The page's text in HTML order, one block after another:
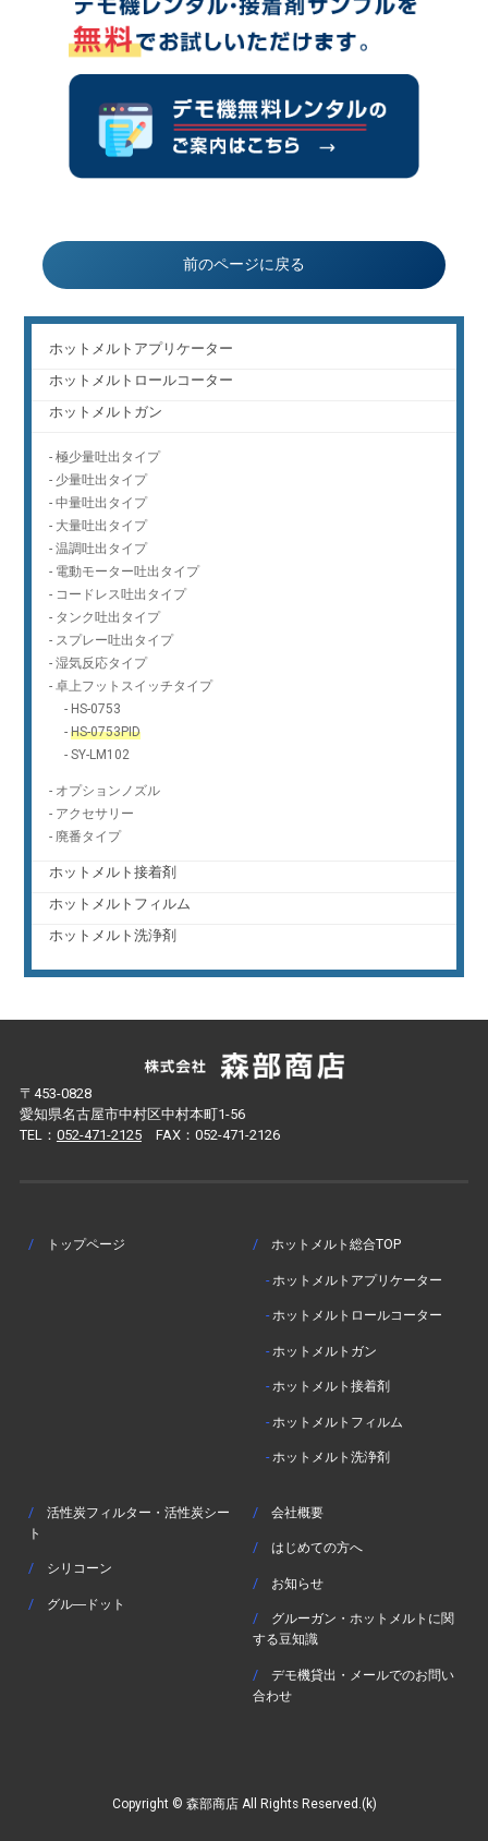
前のページに戻る
ホットメルトアプリケーター
ホットメルトロールコーター
ホットメルトガン
- 極少量吐出タイプ
- 少量吐出タイプ
- 中量吐出タイプ
- 大量吐出タイプ
- 温調吐出タイプ
- 電動モーター吐出タイプ
- コードレス吐出タイプ
- タンク吐出タイプ
- スプレー吐出タイプ
- 湿気反応タイプ
- 卓上フットスイッチタイプ
- HS-0753
-HS-0753PID
-SY-LM102
- オプションノズル
- アクセサリー
- 廃番タイプ
ホットメルト接着剤
ホットメルトフィルム
ホットメルト洗浄剤
〒453-0828
愛知県名古屋市中村区中村本町1-56
TEL： 052-471-2125FAX：052-471-2126
/ トップページ / ホットメルト総合TOP
- ホットメルトアプリケーター
-ホットメルトロールコーター
- ホットメルトガン
-ホットメルト接着剤
- ホットメルトフィルム
-ホットメルト洗浄剤
/ 活性炭フィルター・活性炭シー
ト
/ シリコーン
/ グル―ドット
/ 会社概要
/ はじめての方へ
/ お知らせ
/ グルーガン・ホットメルトに関
する豆知識
/ デモ機貸出・メールでのお問い
合わせ
Copyright © 森部商店 All Rights Reserved.(k)